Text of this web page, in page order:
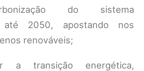
do sistema
até 2050, apostando nos
renováveis;
a transição energética,